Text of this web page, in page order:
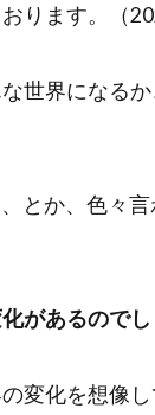
ります。（
世界になる
とか、色々
があるのでし
変化を想像し